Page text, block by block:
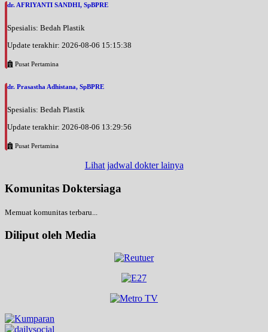
dr. AFRIYANTI SANDHI, SpBPRE
Spesialis: Bedah Plastik
Update terakhir: 2026-08-06 15:15:38
Pusat Pertamina
dr. Prasastha Adhistana, SpBPRE
Spesialis: Bedah Plastik
Update terakhir: 2026-08-06 13:29:56
Pusat Pertamina
Lihat jadwal dokter lainya
Komunitas Doktersiaga
Memuat komunitas terbaru...
Diliput oleh Media